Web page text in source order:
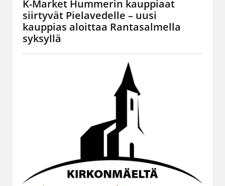
K-Market Hummerin kauppiaat
siirtyvät Pielavedelle – uusi
kauppias aloittaa Rantasalmella
syksyllä